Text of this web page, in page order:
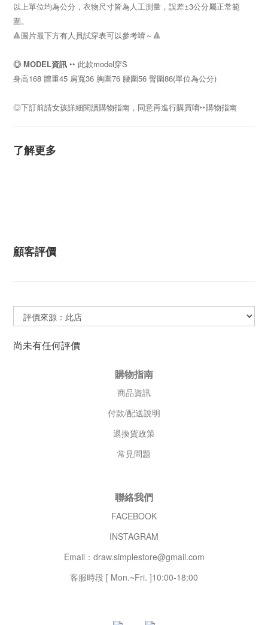
以上單位均為公分，衣物尺寸皆為人工測量，誤差±3公分屬正常範
圍。
🔺圖片最下方有人員試穿表可以參考唷～🔺
◎ MODEL資訊 ‣‣ 此款model穿S
身高168 體重45 肩寬36 胸圍76 腰圍56 臀圍86(單位為公分)
◎下訂前請女孩詳細閱讀購物指南，同意再進行購買唷‣‣購物指南
了解更多
顧客評價
尚未有任何評價
購物指南
商品資訊
付款/配送說明
退換貨政策
常見問題
聯絡我們
FACEBOOK
INSTAGRAM
Email：draw.simplestore@gmail.com
客服時段 [ Mon.~Fri. ]10:00-18:00